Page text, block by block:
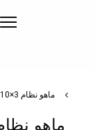
ماهو نظام 3×10.. السر البسيط الذي ينصح به الخبراء لبناء القوة للمبتدئين؟